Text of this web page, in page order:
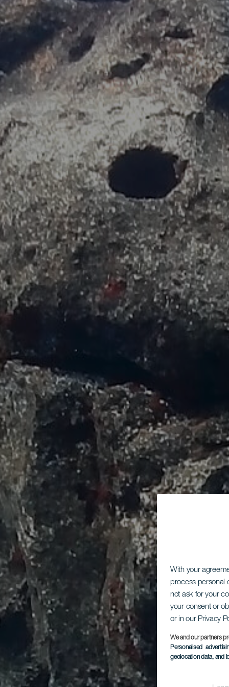
With your
process personal
not ask for your
your consent or
or in our Privacy
We and our partners
Personalised
geolocation data, and